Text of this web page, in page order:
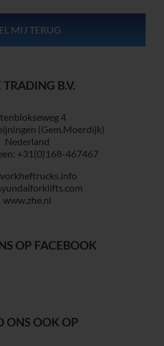
TRADING B.V.
4
(Gem.Moerdijk)
Nederland
+31(0)168-467467
www.zhe.nl
OP FACEBOOK
ONS OOK OP